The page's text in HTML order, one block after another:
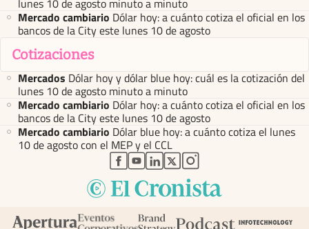
Mercado cambiario Dólar hoy: a cuánto cotiza el oficial en los
bancos de la City este lunes 10 de agosto
Cotizaciones
Mercados Dólar hoy y dólar blue hoy: cuál es la cotización del
lunes 10 de agosto minuto a minuto
Mercado cambiario Dólar hoy: a cuánto cotiza el oficial en los
bancos de la City este lunes 10 de agosto
Mercado cambiario Dólar blue hoy: a cuánto cotiza el lunes
10 de agosto con el MEP y el CCL
abre en nueva pestaña
abre en nueva pestaña
abre en nueva pestaña
abre en nueva pestaña
abre en nueva pestaña